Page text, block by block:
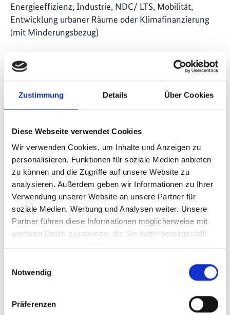
Zustimmung Details Über Cookies
Diese Webseite verwendet Cookies
Wir verwenden Cookies, um Inhalte und Anzeigen zu
personalisieren, Funktionen für soziale Medien anbieten
zu können und die Zugriffe auf unsere Website zu
analysieren. Außerdem geben wir Informationen zu Ihrer
Verwendung unserer Website an unsere Partner für
soziale Medien, Werbung und Analysen weiter. Unsere
Partner führen diese Informationen möglicherweise mit
weiteren Daten zusammen, die Sie ihnen bereitgestellt
Notwendig
Präferenzen
Energieeffizienz, Industrie, NDC/ LTS, Mobilität,
Entwicklung urbaner Räume oder Klimafinanzierung
(mit Minderungsbezug)
Bereich National Adaptation Plans (NAPs) und
Ecosystem-based Adaptation (EbA)
Dokumente zum
Auswahlverfahren
Förderbekanntmachung IKI Large Grants Call
2025(Deutsch, PDF, 685 KB, barrierefrei)
Themen- und Länderschwerpunkte IKI Large
Grants Call 2025(Deutsch, PDF, 653 KB,
barrierefrei)
Die Themen- und Länderschwerpunkte werden in
folgendem Schwerpunkte-Papier umfassend